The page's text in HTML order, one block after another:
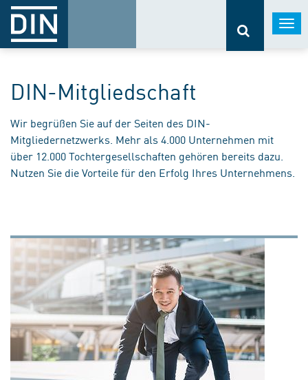
DIN-Mitgliedschaft
Wir begrüßen Sie auf der Seiten des DIN-
Mitgliedernetzwerks. Mehr als 4.000 Unternehmen mit
über 12.000 Tochtergesellschaften gehören bereits dazu.
Nutzen Sie die Vorteile für den Erfolg Ihres Unternehmens.